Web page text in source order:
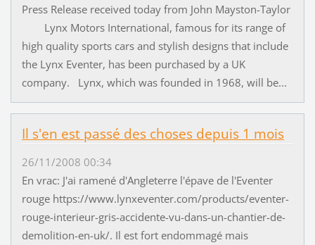
Press Release received today from John Mayston-Taylor
Lynx Motors International, famous for its range of
high quality sports cars and stylish designs that include
the Lynx Eventer, has been purchased by a UK
company. Lynx, which was founded in 1968, will be...
Il s'en est passé des choses depuis 1 mois
26/11/2008 00:34
En vrac: J'ai ramené d'Angleterre l'épave de l'Eventer
rouge https://www.lynxeventer.com/products/eventer-
rouge-interieur-gris-accidente-vu-dans-un-chantier-de-
demolition-en-uk/. Il est fort endommagé mais